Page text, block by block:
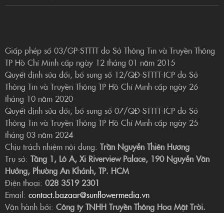
Giấp phép số 03/GP-STTTT do Sở Thông Tin và Truyền Thông
TP Hồ Chí Minh cấp ngày 12 tháng 01 năm 2015
Quyết định sửa đổi, bổ sung số 12/QĐ-STTTT-ICP do Sở
Thông Tin và Truyền Thông TP Hồ Chí Minh cấp ngày 26
tháng 10 năm 2020
Quyết định sửa đổi, bổ sung số 07/QĐ-STTTT-ICP do Sở
Thông Tin và Truyền Thông TP Hồ Chí Minh cấp ngày 25
tháng 03 năm 2024
Chịu trách nhiệm nội dung: Trần Nguyễn Thiên Hương
Trụ sở: Tầng 1, Lô A, Xi Riverview Palace, 190 Nguyễn Văn
Hưởng, Phường An Khánh, TP. HCM
Điện thoại: 028 3519 2301
Email: contact.bazaar@sunflowermedia.vn
Vận hành bởi: Công ty TNHH Truyền Thông Hoa Mặt Trời.